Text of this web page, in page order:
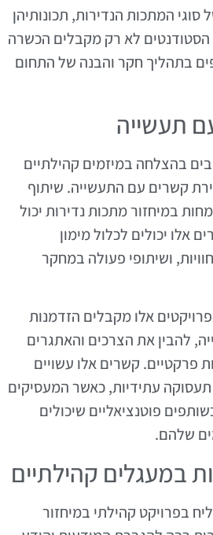
המתכות הנדירות, תכונותיהן
הסטודנטים לא רק מקבלים הכשרה
בתהליך חקר והבנה של התחום
תעשייה
בהצלחה במיזמים קהילתיים
קשרים עם התעשייה. שיתוף
במיחזור מתכות נדירות יכול
אלו יכולים לכלול מימון
ושיתופי פעולה במחקר
אלו מקבלים הזדמנות
להבין את הצרכים והאתגרים
פרקטיים. קשרים אלו עשויים
תעסוקה עתידיות, כאשר המעסיקים
פוטנציאליים שיכולים
שלהם.
במעגלים קהילתיים
בפרויקט קהילתי במיחזור